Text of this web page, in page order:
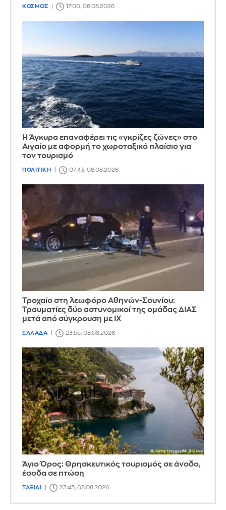
ΚΟΣΜΟΣ 17:00, 08.08.2026
Η Άγκυρα επαναφέρει τις «γκρίζες ζώνες» στο
Αιγαίο με αφορμή το χωροταξικό πλαίσιο για
τον τουρισμό
ΠΟΛΙΤΙΚΗ 07:43, 08.08.2026
Τροχαίο στη λεωφόρο Αθηνών-Σουνίου:
Τραυματίες δύο αστυνομικοί της ομάδας ΔΙΑΣ
μετά από σύγκρουση με ΙΧ
ΕΛΛΑΔΑ 23:55, 08.08.2026
Άγιο Όρος: Θρησκευτικός τουρισμός σε άνοδο,
έσοδα σε πτώση
ΤΑΞΙΔΙ 23:45, 08.08.2026